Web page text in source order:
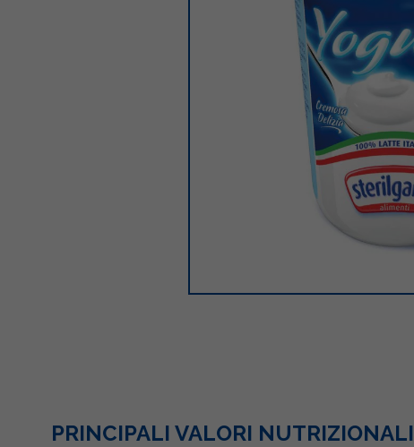
PRINCIPALI VALORI NUTRIZIONALI